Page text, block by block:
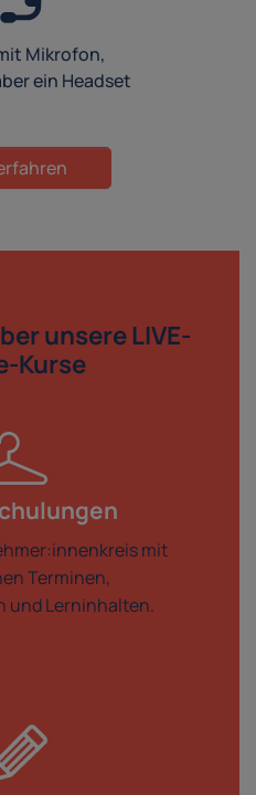
Mikrofon,
ein Headset
unsere LIVE-
Kurse
mit
Terminen,
und Lerninhalten.